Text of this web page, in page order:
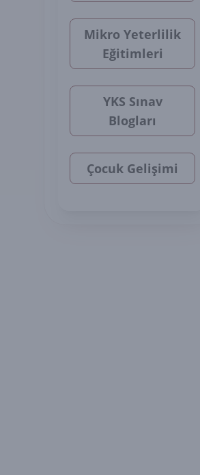
Mikro Yeterlilik
Eğitimleri
YKS Sınav
Blogları
Çocuk Gelişimi